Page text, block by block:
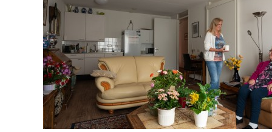
elk
moment
van
de
dag.
Er
is
er
altijd
iets
te
doen.